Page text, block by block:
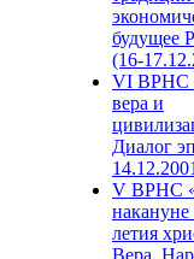
будущее
(16-
VI ВРНС
вера и
Диалог
V ВРНС
накануне
летия
Вера.